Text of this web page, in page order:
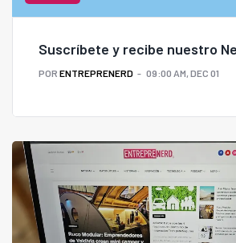
Suscríbete y recibe nuestro
POR ENTREPRENERD 09:00 AM, DEC 01